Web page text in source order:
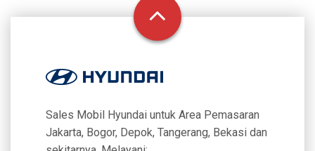
Sales Mobil Hyundai untuk Area Pemasaran
Jakarta, Bogor, Depok, Tangerang, Bekasi dan